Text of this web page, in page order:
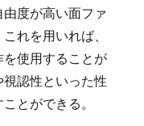
度が高い面ファ
れを用いれば、
使用することが
認性といった性
とができる。